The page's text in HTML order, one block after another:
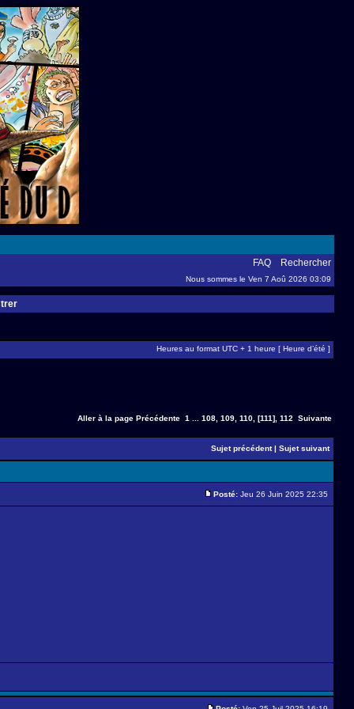
FAQ Rechercher
Nous sommes le Ven 7 Aoû 2026 03:09
Heures au format UTC + 1 heure [ Heure d’été ]
Aller à la page Précédente 1 108 109 110 [111] 112 Suivante
Sujet précédent| Sujet suivant
Posté: Jeu 26 Juin 2025 22:35